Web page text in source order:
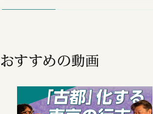
おすすめの動画